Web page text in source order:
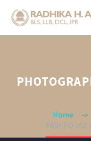
Home
EASY TO